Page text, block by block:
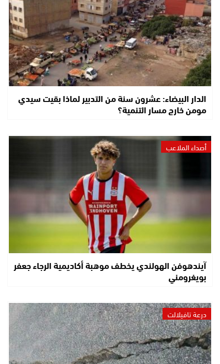
الدار البيضاء: عشرون سنة من التدبير لماذا بقيت سيدي
مومن خارج مسار التنمية؟
أصداء الملاعب
آيندهوفن الهولندي يخطف موهبة أكاديمية الرجاء جعفر
بويغرومني
درعة تافيلالت